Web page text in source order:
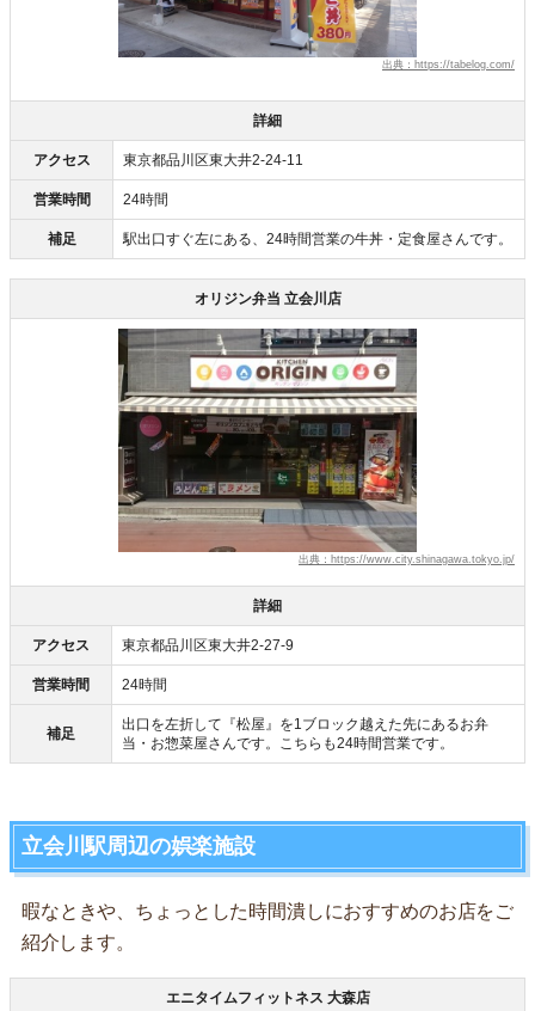
出典：https://tabelog.com/
詳細
アクセス 東京都品川区東大井2-24-11
営業時間 24時間
補足 駅出口すぐ左にある、24時間営業の牛丼・定食屋さんです。
オリジン弁当 立会川店
出典：https://www.city.shinagawa.tokyo.jp/
詳細
アクセス 東京都品川区東大井2-27-9
営業時間 24時間
補足
出口を左折して『松屋』を1ブロック越えた先にあるお弁
当・お惣菜屋さんです。こちらも24時間営業です。
立会川駅周辺の娯楽施設
暇なときや、ちょっとした時間潰しにおすすめのお店をご
紹介します。
エニタイムフィットネス 大森店